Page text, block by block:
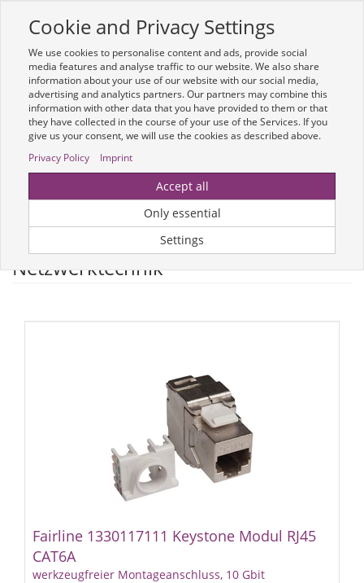
Zur mobilen Kompaktversion (Login erforderlich)
Toggle
navigation
Um weitere Artikelinformationen zu erhalten, melden Sie sich bitte am
System an.Zur Anmeldung
Netzwerktechnik
Fairline 1330117111 Keystone Modul RJ45
CAT6A
werkzeugfreier Montageanschluss, 10 Gbit
Cookie and Privacy Settings
We use cookies to personalise content and ads, provide social
media features and analyse traffic to our website. We also share
information about your use of our website with our social media,
advertising and analytics partners. Our partners may combine this
information with other data that you have provided to them or that
they have collected in the course of your use of the Services. If you
give us your consent, we will use the cookies as described above.
Privacy Policy
Imprint
Accept all
Only essential
Settings